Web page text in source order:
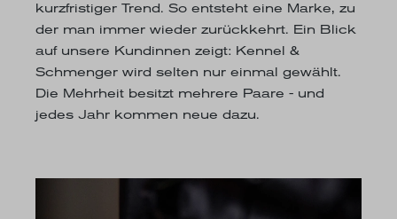
kurzfristiger Trend. So entsteht eine Marke, zu
der man immer wieder zurückkehrt. Ein Blick
auf unsere Kundinnen zeigt: Kennel &
Schmenger wird selten nur einmal gewählt.
Die Mehrheit besitzt mehrere Paare - und
jedes Jahr kommen neue dazu.